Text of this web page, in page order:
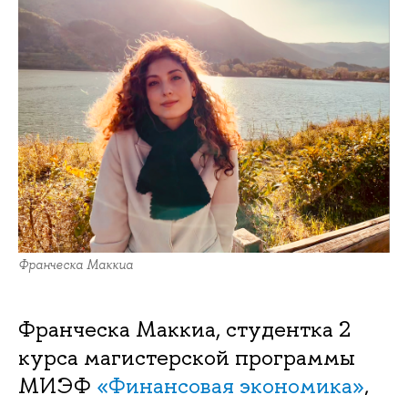
Франческа Маккиа
Франческа Маккиа, студентка 2
курса магистерской программы
МИЭФ «Финансовая экономика»,